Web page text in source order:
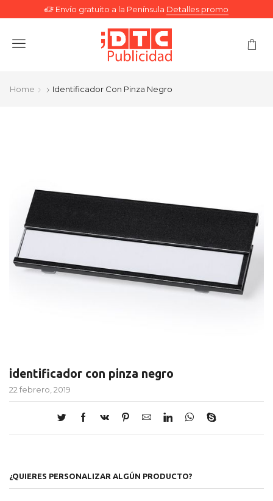
Envío gratuito a la Península Detalles promo
Menu
Home Identificador Con Pinza Negro
identificador con pinza negro
22 febrero, 2019
¿QUIERES PERSONALIZAR ALGÚN PRODUCTO?